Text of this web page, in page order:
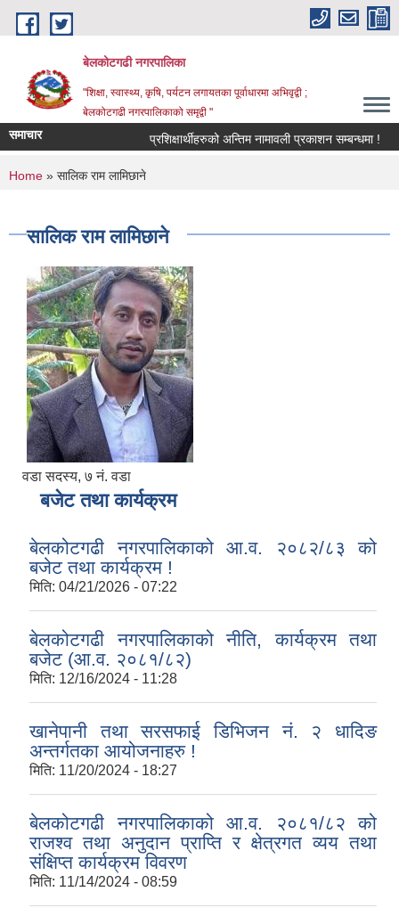
Skip to main content
बेलकोटगढी नगरपालिका
"शिक्षा, स्वास्थ्य, कृषि, पर्यटन लगायतका पूर्वाधारमा अभिवृद्वी ;
बेलकोटगढी नगरपालिकाको समृद्वी "
समाचार प्रशिक्षार्थीहरुको अन्तिम नामावली प्रकाशन सम्बन्धमा !
You are here
Home » सालिक राम लामिछाने
सालिक राम लामिछाने
वडा सदस्य, ७ नं. वडा
बजेट तथा कार्यक्रम
बेलकोटगढी नगरपालिकाको आ.व. २०८२/८३ को
बजेट तथा कार्यक्रम !
मिति: 04/21/2026 - 07:22
बेलकोटगढी नगरपालिकाको नीति, कार्यक्रम तथा
बजेट (आ.व. २०८१/८२)
मिति: 12/16/2024 - 11:28
खानेपानी तथा सरसफाई डिभिजन नं. २ धादिङ
अन्तर्गतका आयोजनाहरु !
मिति: 11/20/2024 - 18:27
बेलकोटगढी नगरपालिकाको आ.व. २०८१/८२ को
राजश्व तथा अनुदान प्राप्ति र क्षेत्रगत व्यय तथा
संक्षिप्त कार्यक्रम विवरण
मिति: 11/14/2024 - 08:59